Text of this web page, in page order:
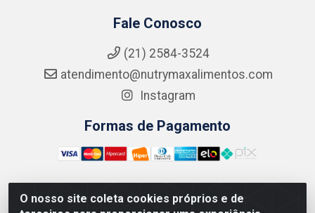
O nosso site coleta cookies próprios e de
Fale Conosco
(21) 2584-3524
atendimento@nutrymaxalimentos.com
Instagram
Formas de Pagamento
NUTRY MAX COMÉRCIO DE PRODUTOS ALIMENTICIOS